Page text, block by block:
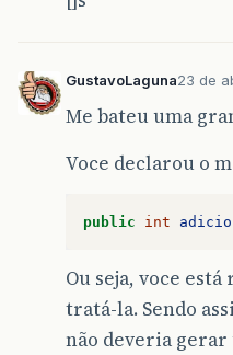
GustavoLaguna23 de
Me bateu uma
Voce declarou o
public int
Ou seja, voce
tratá-la. Sendo
não deveria